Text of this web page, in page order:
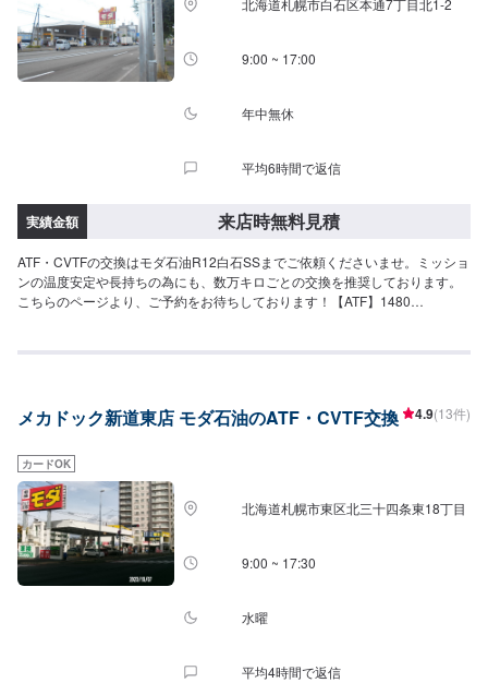
北海道札幌市白石区本通7丁目北1-2
9:00 ~ 17:00
年中無休
平均6時間で返信
実績金額 来店時無料見積
ATF・CVTFの交換はモダ石油R12白石SSまでご依頼くださいませ。ミッショ
ンの温度安定や長持ちの為にも、数万キロごとの交換を推奨しております。
こちらのページより、ご予約をお待ちしております！【ATF】1480
メカドック新道東店 モダ石油のATF・CVTF交換 4.9(13件)
カードOK
北海道札幌市東区北三十四条東18丁目
9:00 ~ 17:30
水曜
平均4時間で返信